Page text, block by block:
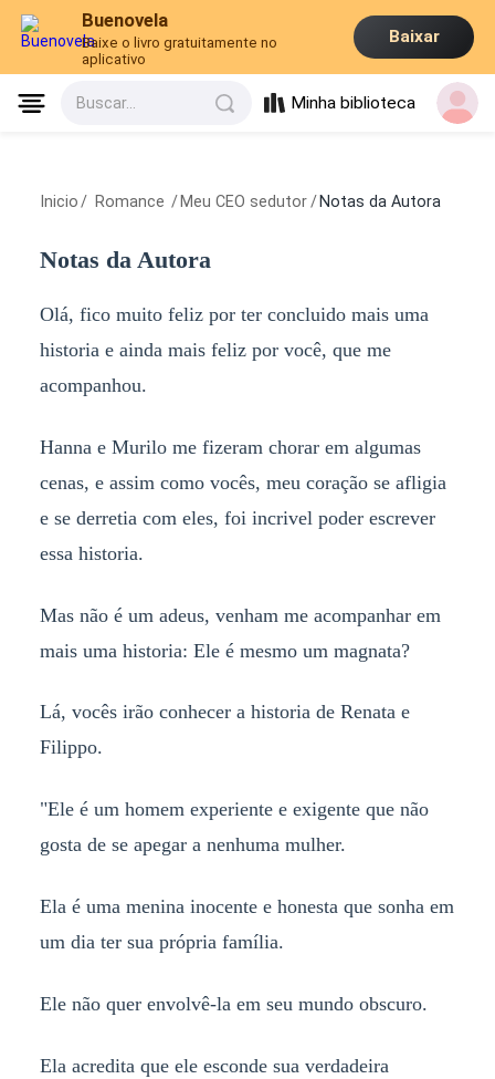
Buenovela
Baixe o livro gratuitamente no
aplicativo
Baixar
Buscar... Minha biblioteca
Inicio / Romance / Meu CEO sedutor / Notas da Autora
Notas da Autora
Olá, fico muito feliz por ter concluido mais uma
historia e ainda mais feliz por você, que me
acompanhou.
Hanna e Murilo me fizeram chorar em algumas
cenas, e assim como vocês, meu coração se afligia
e se derretia com eles, foi incrivel poder escrever
essa historia.
Mas não é um adeus, venham me acompanhar em
mais uma historia: Ele é mesmo um magnata?
Lá, vocês irão conhecer a historia de Renata e
Filippo.
"Ele é um homem experiente e exigente que não
gosta de se apegar a nenhuma mulher.
Ela é uma menina inocente e honesta que sonha em
um dia ter sua própria família.
Ele não quer envolvê-la em seu mundo obscuro.
Ela acredita que ele esconde sua verdadeira